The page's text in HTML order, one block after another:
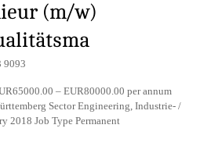
(m/w)
9093
– EUR80000.00 per annum
Sector Engineering, Industrie- /
2018 Job Type Permanent